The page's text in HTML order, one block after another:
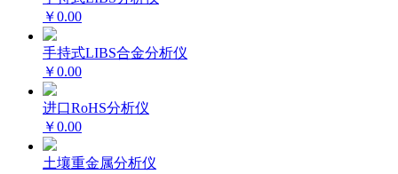
￥0.00
手持式LIBS合金分析仪
￥0.00
进口RoHS分析仪
￥0.00
土壤重金属分析仪